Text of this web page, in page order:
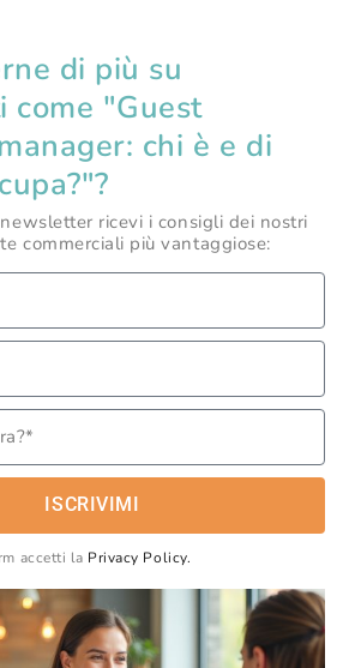
di più su
come "Guest
chi è e di
ricevi i consigli dei nostri
commerciali più vantaggiose:
accetti la Privacy Policy.
ISCRIVIMI